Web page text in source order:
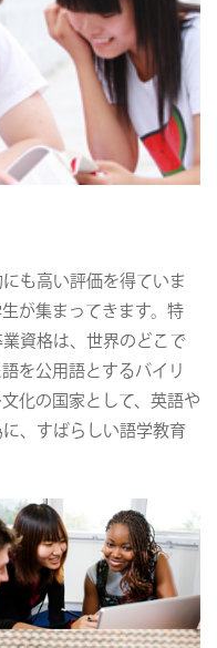
も高い評価を得ていま
が集まってきます。特
資格は、世界のどこで
を公用語とするバイリ
化の国家として、英語や
、すばらしい語学教育